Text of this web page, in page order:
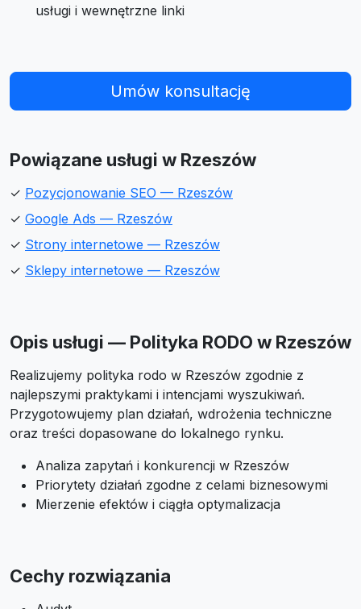
usługi i wewnętrzne linki
Umów konsultację
Powiązane usługi w Rzeszów
✓ Pozycjonowanie SEO — Rzeszów
✓ Google Ads — Rzeszów
✓ Strony internetowe — Rzeszów
✓ Sklepy internetowe — Rzeszów
Opis usługi — Polityka RODO w Rzeszów
Realizujemy polityka rodo w Rzeszów zgodnie z
najlepszymi praktykami i intencjami wyszukiwań.
Przygotowujemy plan działań, wdrożenia techniczne
oraz treści dopasowane do lokalnego rynku.
Analiza zapytań i konkurencji w Rzeszów
Priorytety działań zgodne z celami biznesowymi
Mierzenie efektów i ciągła optymalizacja
Cechy rozwiązania